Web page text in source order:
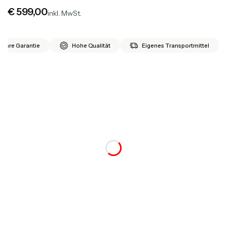
Preis
€ 599,00inkl. MwSt.
Garantie Hohe Qualität Eigenes Transportmittel